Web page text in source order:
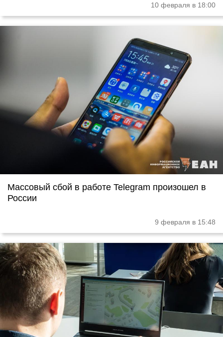
10 февраля в 18:00
Массовый сбой в работе Telegram произошел в
России
9 февраля в 15:48